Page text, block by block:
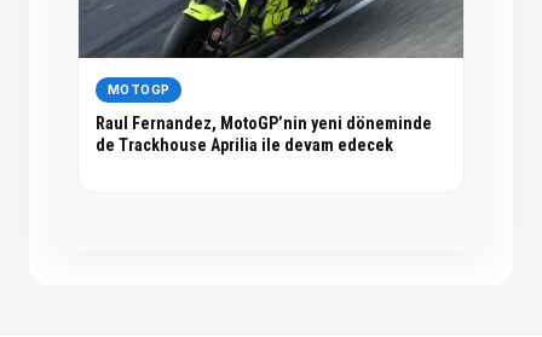
MOTOGP
Raul Fernandez, MotoGP’nin yeni döneminde
de Trackhouse Aprilia ile devam edecek